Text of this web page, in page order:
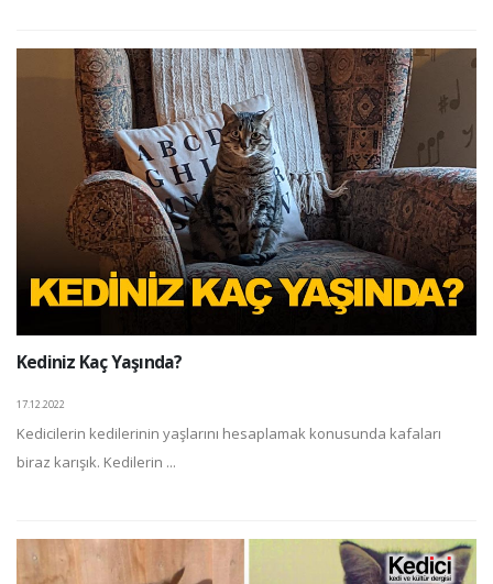
Kediniz Kaç Yaşında?
17.12.2022
Kedicilerin kedilerinin yaşlarını hesaplamak konusunda kafaları
biraz karışık. Kedilerin ...